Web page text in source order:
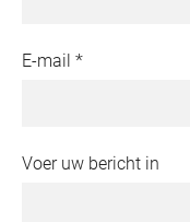
E-mail *
Voer uw bericht in